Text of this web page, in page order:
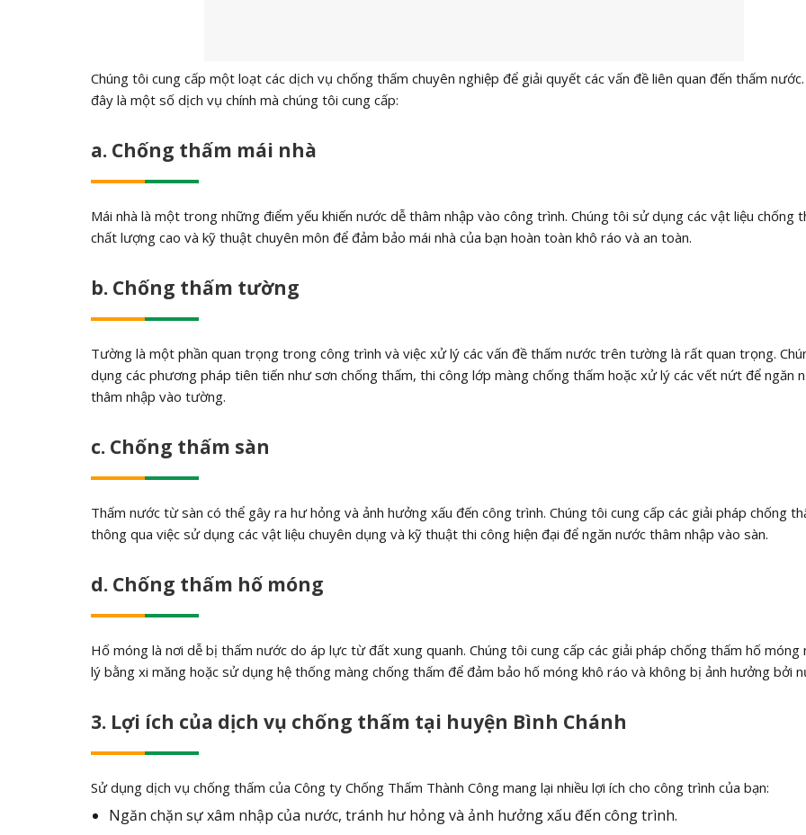
Chúng tôi cung cấp một loạt các dịch vụ chống thấm chuyên nghiệp để giải quyết các vấn đề liên quan đến thấm
đây là một số dịch vụ chính mà chúng tôi cung cấp:
a. Chống thấm mái nhà
Mái nhà là một trong những điểm yếu khiến nước dễ thâm nhập vào công trình. Chúng tôi sử dụng các vật liệu chống
chất lượng cao và kỹ thuật chuyên môn để đảm bảo mái nhà của bạn hoàn toàn khô ráo và an toàn.
b. Chống thấm tường
Tường là một phần quan trọng trong công trình và việc xử lý các vấn đề thấm nước trên tường là rất quan trọng.
dụng các phương pháp tiên tiến như sơn chống thấm, thi công lớp màng chống thấm hoặc xử lý các vết nứt để ngăn
thâm nhập vào tường.
c. Chống thấm sàn
Thấm nước từ sàn có thể gây ra hư hỏng và ảnh hưởng xấu đến công trình. Chúng tôi cung cấp các giải pháp chống
thông qua việc sử dụng các vật liệu chuyên dụng và kỹ thuật thi công hiện đại để ngăn nước thâm nhập vào sàn.
d. Chống thấm hố móng
Hố móng là nơi dễ bị thấm nước do áp lực từ đất xung quanh. Chúng tôi cung cấp các giải pháp chống thấm hố móng
lý bằng xi măng hoặc sử dụng hệ thống màng chống thấm để đảm bảo hố móng khô ráo và không bị ảnh hưởng bởi
3. Lợi ích của dịch vụ chống thấm tại huyện Bình Chánh
Sử dụng dịch vụ chống thấm của Công ty Chống Thấm Thành Công mang lại nhiều lợi ích cho công trình của bạn:
Ngăn chặn sự xâm nhập của nước, tránh hư hỏng và ảnh hưởng xấu đến công trình.